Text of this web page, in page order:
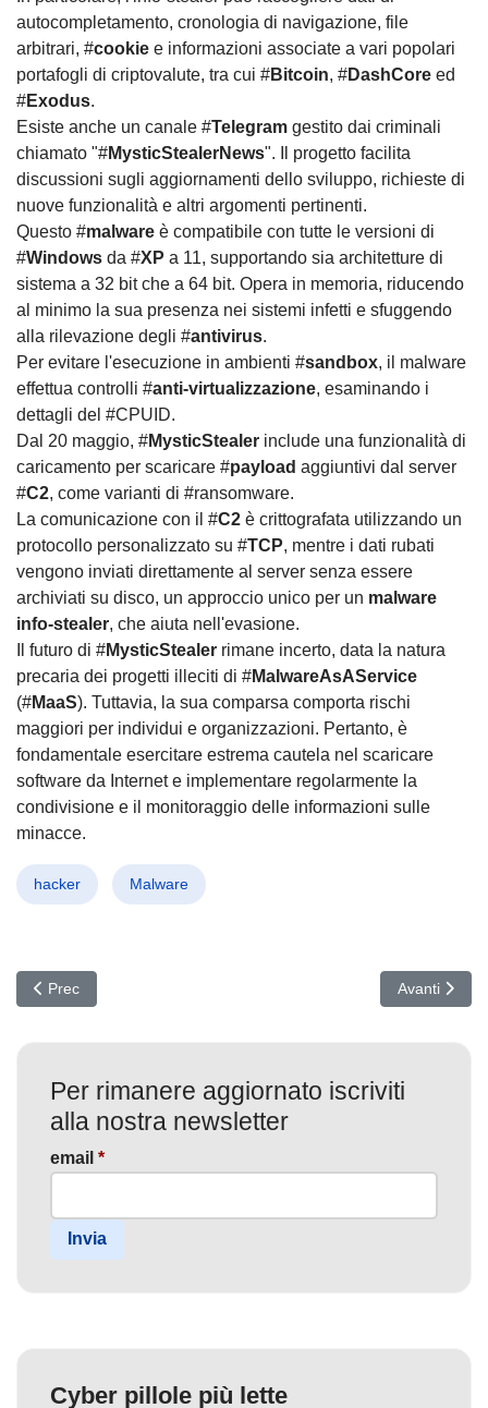
autocompletamento, cronologia di navigazione, file
arbitrari, #cookie e informazioni associate a vari popolari
portafogli di criptovalute, tra cui #Bitcoin, #DashCore ed
#Exodus.
Esiste anche un canale #Telegram gestito dai criminali
chiamato "#MysticStealerNews". Il progetto facilita
discussioni sugli aggiornamenti dello sviluppo, richieste di
nuove funzionalità e altri argomenti pertinenti.
Questo #malware è compatibile con tutte le versioni di
#Windows da #XP a 11, supportando sia architetture di
sistema a 32 bit che a 64 bit. Opera in memoria, riducendo
al minimo la sua presenza nei sistemi infetti e sfuggendo
alla rilevazione degli #antivirus.
Per evitare l'esecuzione in ambienti #sandbox, il malware
effettua controlli #anti-virtualizzazione, esaminando i
dettagli del #CPUID.
Dal 20 maggio, #MysticStealer include una funzionalità di
caricamento per scaricare #payload aggiuntivi dal server
#C2, come varianti di #ransomware.
La comunicazione con il #C2 è crittografata utilizzando un
protocollo personalizzato su #TCP, mentre i dati rubati
vengono inviati direttamente al server senza essere
archiviati su disco, un approccio unico per un malware
info-stealer, che aiuta nell'evasione.
Il futuro di #MysticStealer rimane incerto, data la natura
precaria dei progetti illeciti di #MalwareAsAService
(#MaaS). Tuttavia, la sua comparsa comporta rischi
maggiori per individui e organizzazioni. Pertanto, è
fondamentale esercitare estrema cautela nel scaricare
software da Internet e implementare regolarmente la
condivisione e il monitoraggio delle informazioni sulle
minacce.
hacker Malware
Articolo precedente: Gli attacchi fileless aumentano del 1.400%
Prec Articolo
Avanti
Per rimanere aggiornato iscriviti
alla nostra newsletter
email *
Invia
Cyber pillole più lette